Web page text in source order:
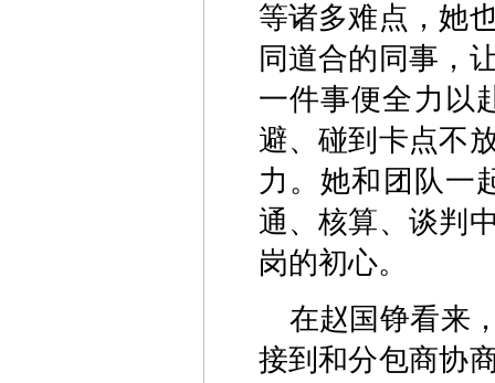
等诸多难点，她
同道合的同事，
一件事便全力以
避、碰到卡点不
力。她和团队一
通、核算、谈判
岗的初心。
在赵国铮看来
接到和分包商协